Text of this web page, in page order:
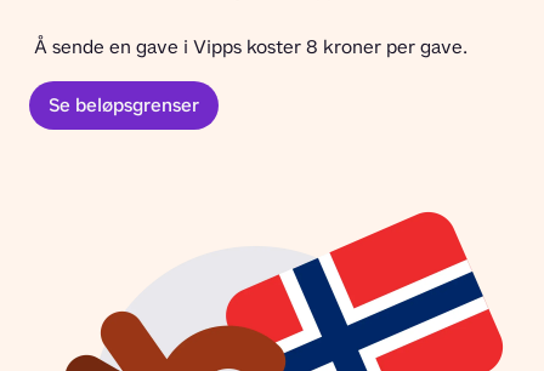
Å sende en gave i Vipps koster 8 kroner per gave.
Se beløpsgrenser